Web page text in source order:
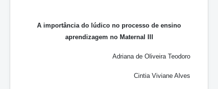
A importância do lúdico no processo de ensino
aprendizagem no Maternal III
Adriana de Oliveira Teodoro
Cintia Viviane Alves